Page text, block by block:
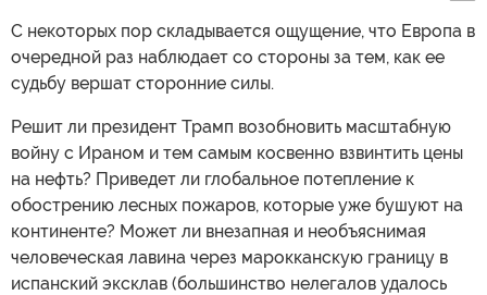
С некоторых пор складывается ощущение, что Европа в
очередной раз наблюдает со стороны за тем, как ее
судьбу вершат сторонние силы.
Решит ли президент Трамп возобновить масштабную
войну с Ираном и тем самым косвенно взвинтить цены
на нефть? Приведет ли глобальное потепление к
обострению лесных пожаров, которые уже бушуют на
континенте? Может ли внезапная и необъяснимая
человеческая лавина через марокканскую границу в
испанский эксклав (большинство нелегалов удалось